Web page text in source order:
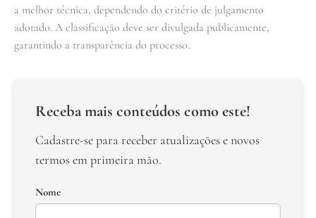
a melhor técnica, dependendo do critério de julgamento
adotado. A classificação deve ser divulgada publicamente,
garantindo a transparência do processo.
Receba mais conteúdos como este!
Cadastre-se para receber atualizações e novos
termos em primeira mão.
Nome